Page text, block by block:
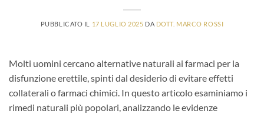
PUBBLICATO IL 17 LUGLIO 2025 DA DOTT. MARCO ROSSI
Molti uomini cercano alternative naturali ai farmaci per la
disfunzione erettile, spinti dal desiderio di evitare effetti
collaterali o farmaci chimici. In questo articolo esaminiamo i
rimedi naturali più popolari, analizzando le evidenze